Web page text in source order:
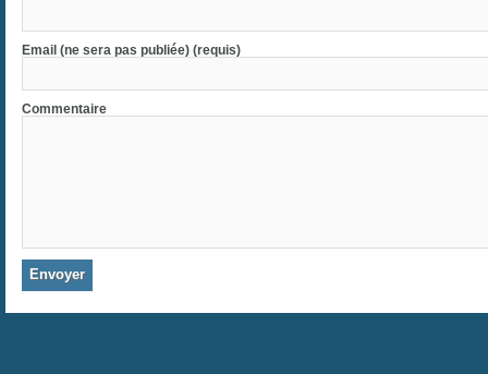
Email (ne sera pas publiée) (requis)
Commentaire